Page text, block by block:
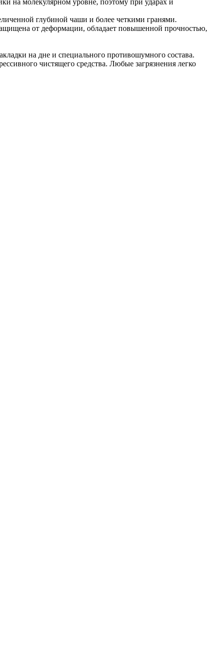
на молекулярном уровне, поэтому при ударах и
глубиной чаши и более четкими гранями.
от деформации, обладает повышенной прочностью,
на дне и специального противошумного состава.
чистящего средства. Любые загрязнения легко